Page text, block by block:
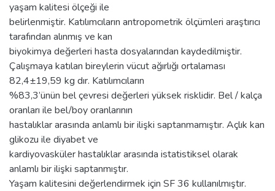
yaşam kalitesi ölçeği ile
belirlenmiştir. Katılımcıların antropometrik ölçümleri araştırıcı
tarafından alınmış ve kan
biyokimya değerleri hasta dosyalarından kaydedilmiştir.
Çalışmaya katılan bireylerin vücut ağırlığı ortalaması
82,4±19,59 kg dır. Katılımcıların
%83,3’ünün bel çevresi değerleri yüksek risklidir. Bel / kalça
oranları ile bel/boy oranlarının
hastalıklar arasında anlamlı bir ilişki saptanmamıştır. Açlık kan
glikozu ile diyabet ve
kardiyovasküler hastalıklar arasında istatistiksel olarak
anlamlı bir ilişki saptanmıştır.
Yaşam kalitesini değerlendirmek için SF 36 kullanılmıştır.